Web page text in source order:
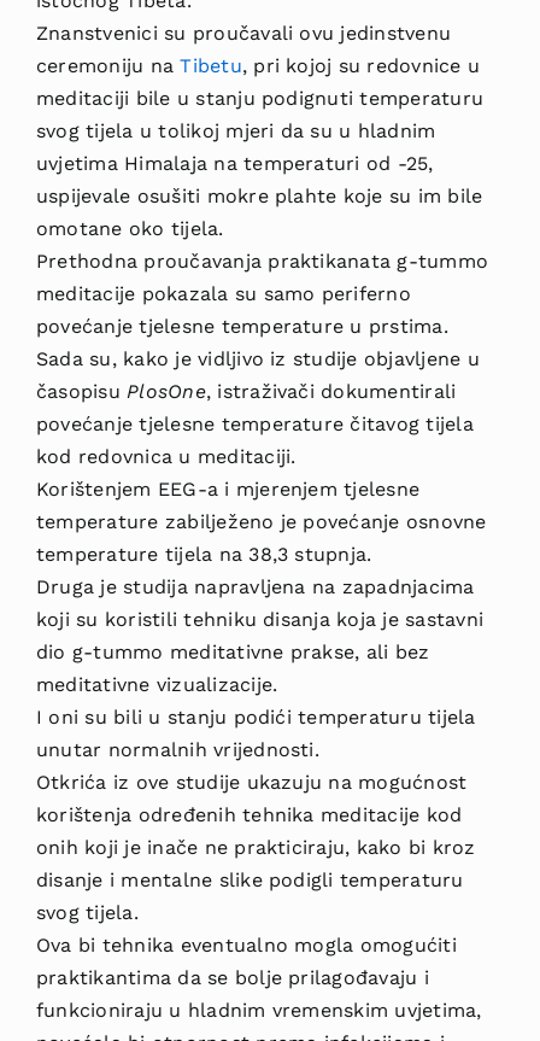
Znanstvenici su proučavali ovu jedinstvenu
ceremoniju naTibetu, pri kojoj su redovnice u
meditaciji bile u stanju podignuti temperaturu
svog tijela u tolikoj mjeri da su u hladnim
uvjetima Himalaja na temperaturi od -25,
uspijevale osušiti mokre plahte koje su im bile
omotane oko tijela.
Prethodna proučavanja praktikanata g-tummo
meditacije pokazala su samo periferno
povećanje tjelesne temperature u prstima.
Sada su, kako je vidljivo iz studije objavljene u
časopisuPlosOne, istraživači dokumentirali
povećanje tjelesne temperature čitavog tijela
kod redovnica u meditaciji.
Korištenjem EEG-a i mjerenjem tjelesne
temperature zabilježeno je povećanje osnovne
temperature tijela na 38,3 stupnja.
Druga je studija napravljena na zapadnjacima
koji su koristili tehniku disanja koja je sastavni
dio g-tummo meditativne prakse, ali bez
meditativne vizualizacije.
I oni su bili u stanju podići temperaturu tijela
unutar normalnih vrijednosti.
Otkrića iz ove studije ukazuju na mogućnost
korištenja određenih tehnika meditacije kod
onih koji je inače ne prakticiraju, kako bi kroz
disanje i mentalne slike podigli temperaturu
svog tijela.
Ova bi tehnika eventualno mogla omogućiti
praktikantima da se bolje prilagođavaju i
funkcioniraju u hladnim vremenskim uvjetima,